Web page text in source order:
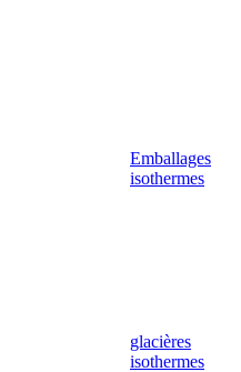
Emballages
isothermes
glacières
isothermes